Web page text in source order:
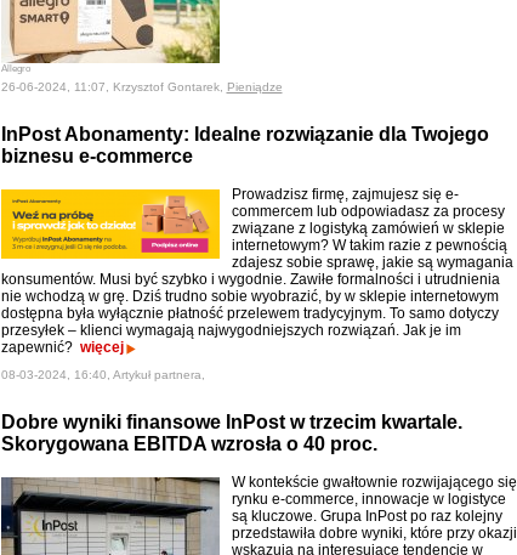
Allegro
26-06-2024, 11:07, Krzysztof Gontarek, Pieniądze
InPost Abonamenty: Idealne rozwiązanie dla Twojego
biznesu e-commerce
Prowadzisz firmę, zajmujesz się e-
commercem lub odpowiadasz za procesy
związane z logistyką zamówień w sklepie
internetowym? W takim razie z pewnością
zdajesz sobie sprawę, jakie są wymagania
konsumentów. Musi być szybko i wygodnie. Zawiłe formalności i utrudnienia
nie wchodzą w grę. Dziś trudno sobie wyobrazić, by w sklepie internetowym
dostępna była wyłącznie płatność przelewem tradycyjnym. To samo dotyczy
przesyłek – klienci wymagają najwygodniejszych rozwiązań. Jak je im
zapewnić? więcej
08-03-2024, 16:40, Artykuł partnera,
Dobre wyniki finansowe InPost w trzecim kwartale.
Skorygowana EBITDA wzrosła o 40 proc.
W kontekście gwałtownie rozwijającego się
rynku e-commerce, innowacje w logistyce
są kluczowe. Grupa InPost po raz kolejny
przedstawiła dobre wyniki, które przy okazji
wskazują na interesujące tendencje w